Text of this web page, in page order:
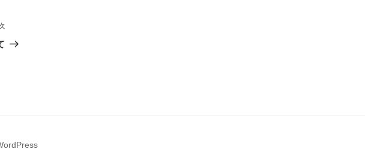
次
の